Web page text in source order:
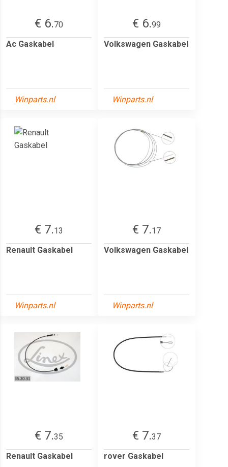
€ 6.70
Ac Gaskabel
Winparts.nl
€ 6.99
Volkswagen Gaskabel
Winparts.nl
€ 7.13
Renault Gaskabel
Winparts.nl
€ 7.17
Volkswagen Gaskabel
Winparts.nl
€ 7.35
Renault Gaskabel
€ 7.37
rover Gaskabel